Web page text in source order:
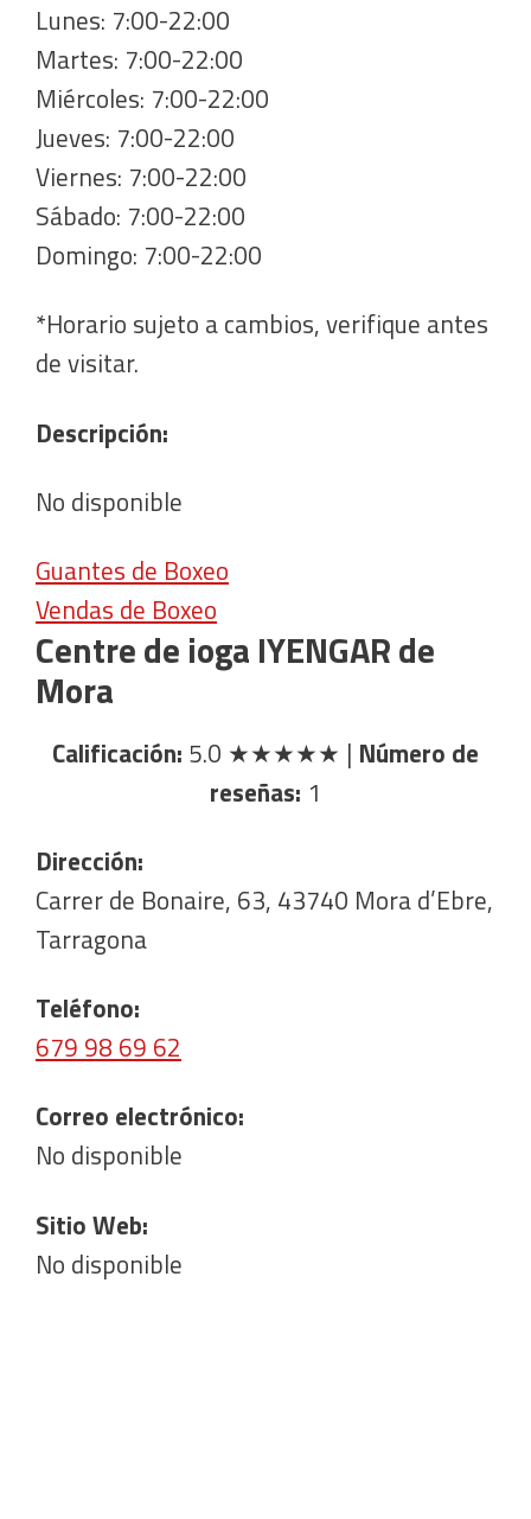
Lunes: 7:00-22:00
Martes: 7:00-22:00
Miércoles: 7:00-22:00
Jueves: 7:00-22:00
Viernes: 7:00-22:00
Sábado: 7:00-22:00
Domingo: 7:00-22:00
*Horario sujeto a cambios, verifique antes
de visitar.
Descripción:
No disponible
Guantes de Boxeo
Vendas de Boxeo
Centre de ioga IYENGAR de
Mora
Calificación: 5.0 ★★★★★ | Número de
reseñas: 1
Dirección:
Carrer de Bonaire, 63, 43740 Mora d’Ebre,
Tarragona
Teléfono:
679 98 69 62
Correo electrónico:
No disponible
Sitio Web:
No disponible